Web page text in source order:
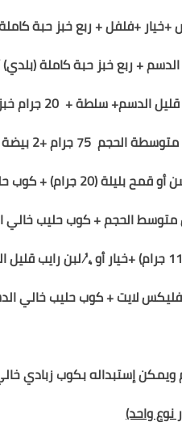
+خيار +فلفل+ ربعخبز حبة
ربعخبز حبة كاملة(بلدي)
20 جرام خبز الشوفان
الحجم 75 جرام + 2
أو قمح بليلة (20 جرام)
+ كوب
الحجم + كوب حليب خالي
¼ لبن رايبقليل
فليكس لايت + كوب حليب خالي
ويمكن إستبداله بكوب زبادي
نوع واحد)